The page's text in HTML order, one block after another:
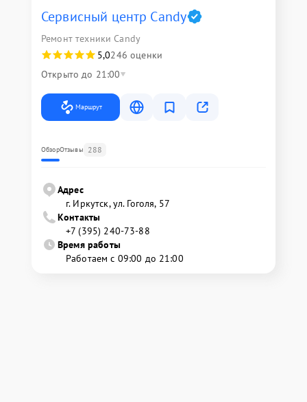
Сервисный центр Candy
Ремонт техники Candy
5,0246 оценки
Открыто до 21:00
Маршрут
ОбзорОтзывы 288
Адрес
г. Иркутск, ул. ​Гоголя, 57
Контакты
+7 (395) 240-73-88
Время работы
Работаем с 09:00 до 21:00